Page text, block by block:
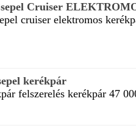
Cruiser
cruiser elektromos
kerékpár
felszerelés kerékpár 47